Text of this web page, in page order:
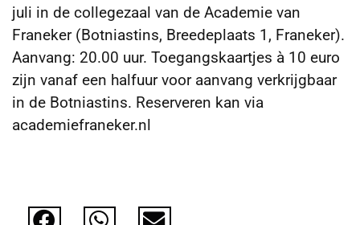
juli in de collegezaal van de Academie van
Franeker (Botniastins, Breedeplaats 1, Franeker).
Aanvang: 20.00 uur. Toegangskaartjes à 10 euro
zijn vanaf een halfuur voor aanvang verkrijgbaar
in de Botniastins. Reserveren kan via
academiefraneker.nl